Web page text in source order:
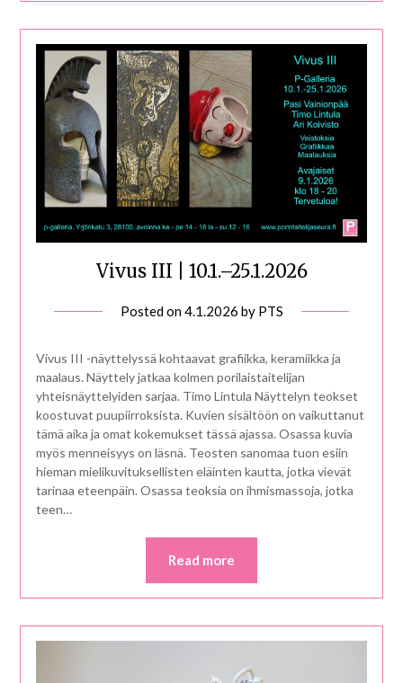
Vivus III | 10.1.–25.1.2026
Posted on4.1.2026 by PTS
Vivus III -näyttelyssä kohtaavat grafiikka, keramiikka ja
maalaus. Näyttely jatkaa kolmen porilaistaitelijan
yhteisnäyttelyiden sarjaa. Timo Lintula Näyttelyn teokset
koostuvat puupiirroksista. Kuvien sisältöön on vaikuttanut
tämä aika ja omat kokemukset tässä ajassa. Osassa kuvia
myös menneisyys on läsnä. Teosten sanomaa tuon esiin
hieman mielikuvituksellisten eläinten kautta, jotka vievät
tarinaa eteenpäin. Osassa teoksia on ihmismassoja, jotka
teen…
Read more